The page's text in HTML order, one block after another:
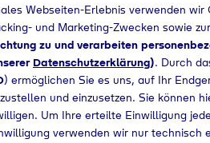
Webseiten-Erlebnis verwenden
und Marketing-Zwecken sowie
zu und verarbeiten
Datenschutzerklärung). Durch
) ermöglichen Sie es uns, auf Ihr
und einzusetzen. Sie können
Um Ihre erteilte Einwilligung
verwenden wir nur